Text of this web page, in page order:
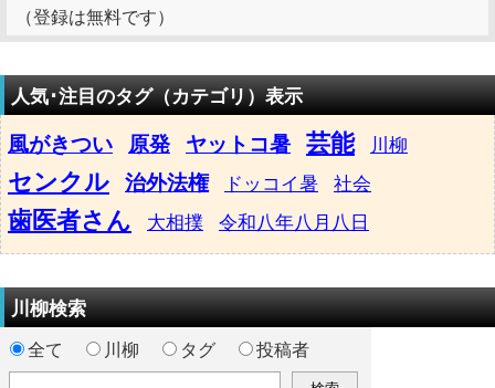
（登録は無料です）
人気･注目のタグ（カテゴリ）表示
風がきつい 原発 ヤットコ暑 芸能 川柳
センクル 治外法権 ドッコイ暑 社会
歯医者さん 大相撲 令和八年八月八日
川柳検索
全て 川柳 タグ 投稿者